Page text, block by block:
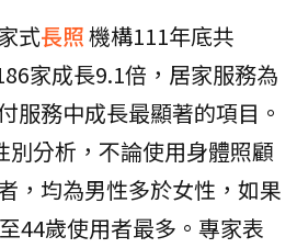
式長照機構111年底共
家成長9.1倍，居家服務為
服務中成長最顯著的項目。
別分析，不論使用身體照顧
，均為男性多於女性，如果
44歲使用者最多。專家表